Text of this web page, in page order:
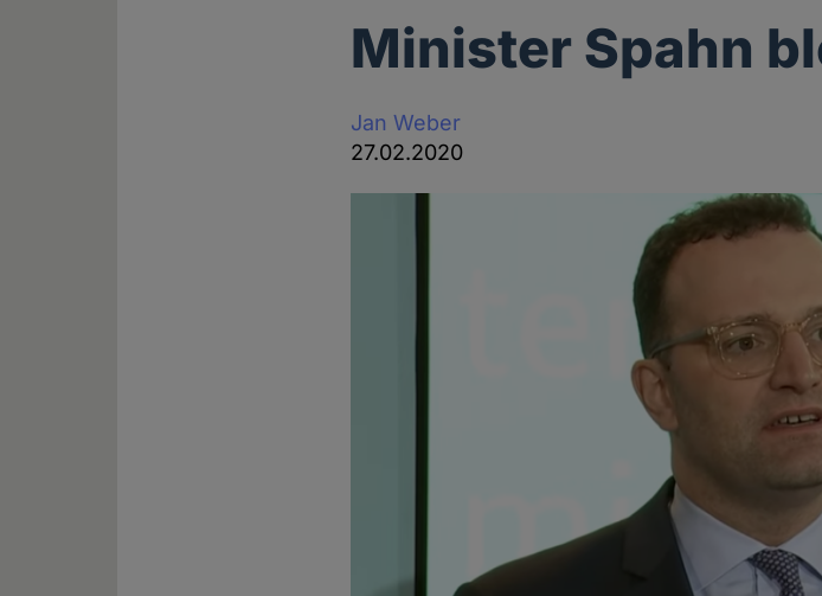
Minister Spahn
Jan Weber
27.02.2020